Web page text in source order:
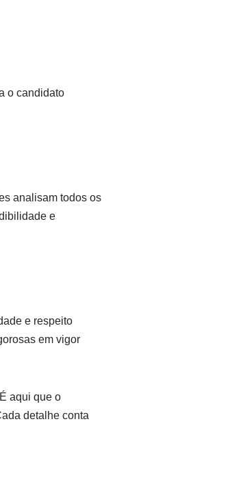
o candidato
analisam todos os
e
e respeito
em vigor
aqui que o
detalhe conta